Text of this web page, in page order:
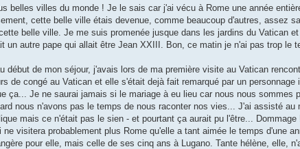
belles villes du monde ! Je le sais car j'ai vécu à Rome une année
cette belle ville étais devenue, comme beaucoup d'autres, assez
belle ville. Je me suis promenée jusque dans les jardins du Vatican
un autre pape qui allait être Jean XXIII. Bon, ce matin je n'ai pas trop le
début de mon séjour, j'avais lors de ma première visite au Vatican
de congé au Vatican et elle s'était dejà fait remarqué par un
ça... Je ne saurai jamais si le mariage à eu lieu car nous nous sommes
nous n'avons pas le temps de nous raconter nos vies... J'ai assisté
mais ce n'était pas le sien - et pourtant ça aurait pu l'être... Dommage
ne visitera probablement plus Rome qu'elle a tant aimée le temps d'une
pour elle, mais celle de ses cinq ans à Lugano. Tante hélène, elle,